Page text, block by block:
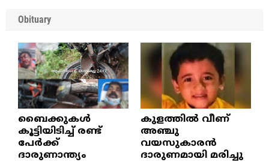
Obituary
ബൈക്കുകൾ
കൂട്ടിയിടിച്ച് രണ്ട്
പേർക്ക്
ദാരുണാന്ത്യം
കുളത്തില്‍ വീണ്
അഞ്ചു
വയസുകാരന്‍
ദാരുണമായി മരിച്ചു